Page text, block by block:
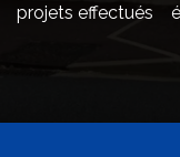
projets effectués